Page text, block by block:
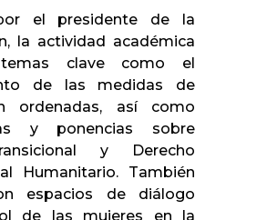
el presidente de la
la actividad académica
temas clave como el
de las medidas de
ordenadas, así como
y ponencias sobre
y Derecho
Humanitario. También
espacios de diálogo
de las mujeres en la